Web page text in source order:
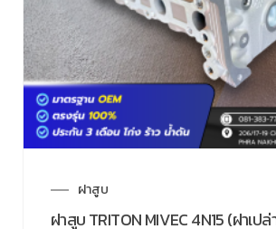
ฝาสูบ
ฝาสูบ TRITON MIVEC 4N15 (ฝาเปล่